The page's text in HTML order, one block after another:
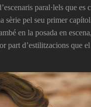
paral·lels que
pel seu primer
en la posada en
d’estilitzacions que